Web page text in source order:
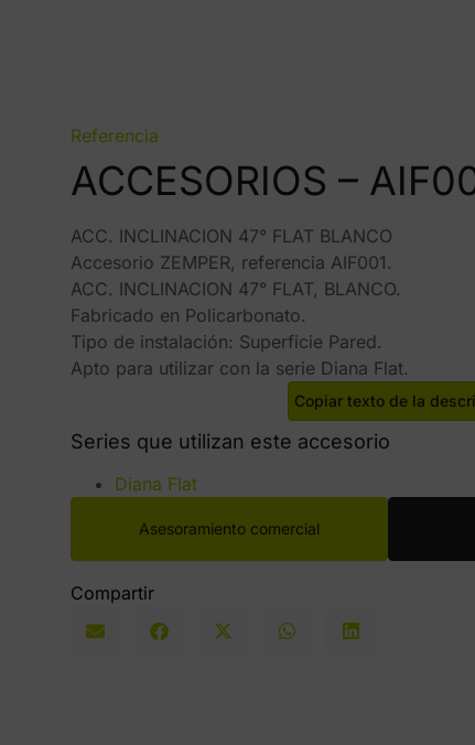
Referencia
ACCESORIOS –
ACC. INCLINACION 47° FLAT BLANCO
Accesorio ZEMPER, referencia AIF001.
ACC. INCLINACION 47° FLAT, BLANCO.
Fabricado en Policarbonato.
Tipo de instalación: Superficie Pared.
Apto para utilizar con la serie Diana Flat.
Copiar texto de la
Series que utilizan este accesorio
Diana Flat
Asesoramiento comercial
Compartir